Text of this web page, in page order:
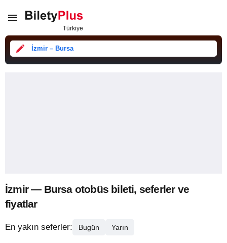
İzmir – Bursa
İzmir — Bursa otobüs bileti, seferler ve
fiyatlar
En yakın seferler: Bugün Yarın